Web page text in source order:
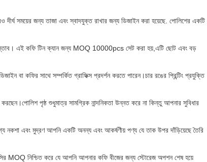
সময়ের জন্য তাজা এবং স্বাদযুক্ত রাখার জন্য ডিজাইন করা হয়েছে. পোলিশের একটি
প্রস্তাব। এই কফি টিন ক্যান জন্য MOQ 10000pcs সেট করা হয়,এটি ছোট এবং বড়
বা কফির সাথে সম্পর্কিত গ্রাফিক্স প্রদর্শন করতে পারেন।চার রঙের প্রিন্টিং প্রযুক্তি
পৃষ্ঠ শুধুমাত্র সামগ্রিক নান্দনিকতা উন্নত করে না কিন্তু আপনার সুবিধার
নকশা এবং মুদ্রণ আপনি একটি অনন্য এবং আকর্ষণীয় পণ্য যে তাক উপর দাঁড়িয়েছে তৈরি
MOQ নিশ্চিত করে যে আপনি আপনার কফি বীজের জন্য স্টোরেজ অপশন শেষ হয়ে